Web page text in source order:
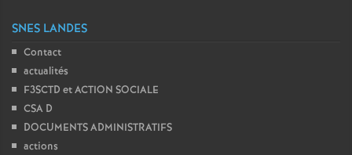
SNES LANDES
Contact
actualités
F3SCTD et ACTION SOCIALE
CSA D
DOCUMENTS ADMINISTRATIFS
actions